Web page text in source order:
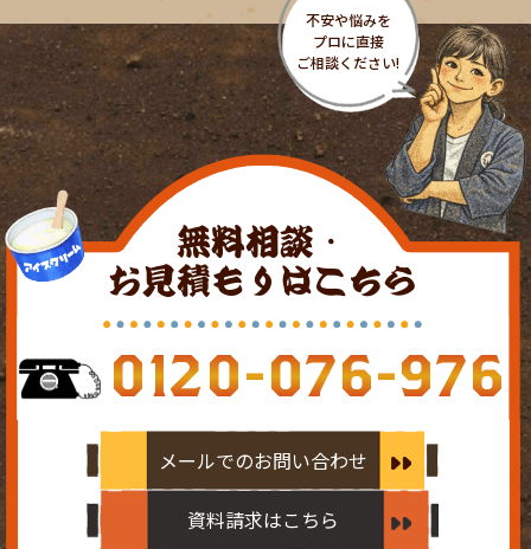
無料相談・
お見積もりはこちら
0120-076-976
メールでのお問い合わせ
資料請求はこちら